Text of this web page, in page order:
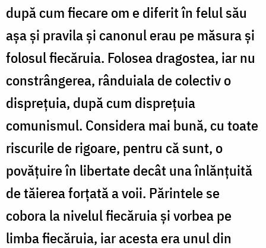
după cum fiecare om e diferit în felul său
așa și pravila și canonul erau pe măsura și
folosul fiecăruia. Folosea dragostea, iar nu
constrângerea, rânduiala de colectiv o
disprețuia, după cum disprețuia
comunismul. Considera mai bună, cu toate
riscurile de rigoare, pentru că sunt, o
povățuire în libertate decât una înlănțuită
de tăierea forțată a voii. Părintele se
cobora la nivelul fiecăruia și vorbea pe
limba fiecăruia, iar acesta era unul din